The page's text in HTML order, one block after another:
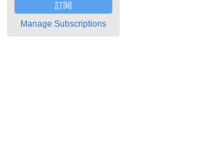
訂閱
Manage Subscriptions